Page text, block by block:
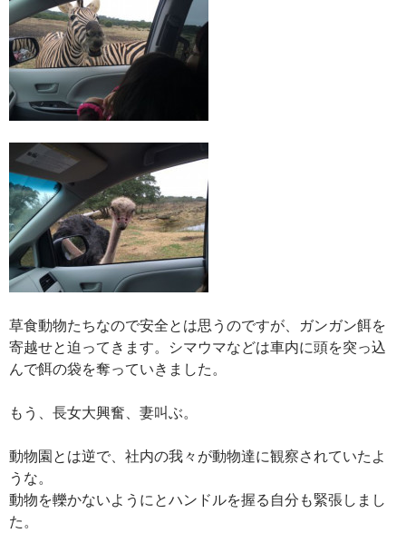
草食動物たちなので安全とは思うのですが、ガンガン餌を
寄越せと迫ってきます。シマウマなどは車内に頭を突っ込
んで餌の袋を奪っていきました。
もう、長女大興奮、妻叫ぶ。
動物園とは逆で、社内の我々が動物達に観察されていたよ
うな。
動物を轢かないようにとハンドルを握る自分も緊張しまし
た。